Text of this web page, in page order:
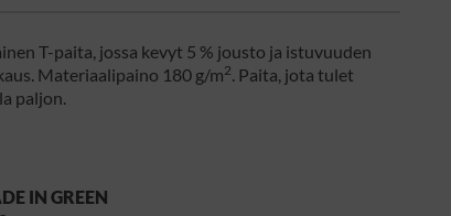
T-paita, jossa kevyt 5 % jousto ja istuvuuden
Materiaalipaino 180 g/m2. Paita, jota tulet
paljon.
IN GREEN